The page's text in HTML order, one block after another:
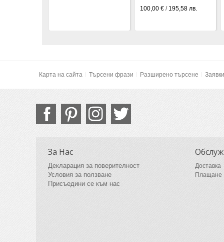
100,00 €/ 195,58 лв.
Карта на сайта Търсени фрази Разширено търсене
За Нас
Декларация за поверителност
Условия за ползване
Присъедини се към нас
Доставка
Плащане